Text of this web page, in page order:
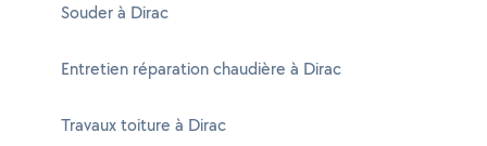
Souder à Dirac
Entretien réparation chaudière à Dirac
Travaux toiture à Dirac